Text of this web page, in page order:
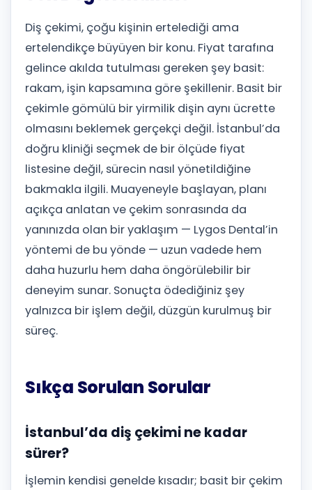
Diş çekimi, çoğu kişinin ertelediği ama
ertelendikçe büyüyen bir konu. Fiyat tarafına
gelince akılda tutulması gereken şey basit:
rakam, işin kapsamına göre şekillenir. Basit bir
çekimle gömülü bir yirmilik dişin aynı ücrette
olmasını beklemek gerçekçi değil. İstanbul’da
doğru kliniği seçmek de bir ölçüde fiyat
listesine değil, sürecin nasıl yönetildiğine
bakmakla ilgili. Muayeneyle başlayan, planı
açıkça anlatan ve çekim sonrasında da
yanınızda olan bir yaklaşım — Lygos Dental’in
yöntemi de bu yönde — uzun vadede hem
daha huzurlu hem daha öngörülebilir bir
deneyim sunar. Sonuçta ödediğiniz şey
yalnızca bir işlem değil, düzgün kurulmuş bir
süreç.
Sıkça Sorulan Sorular
İstanbul’da diş çekimi ne kadar
sürer?
İşlemin kendisi genelde kısadır; basit bir çekim